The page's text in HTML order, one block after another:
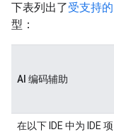
下表列出了受支持
型：
AI 编码辅助
在以下 IDE 中为 IDE